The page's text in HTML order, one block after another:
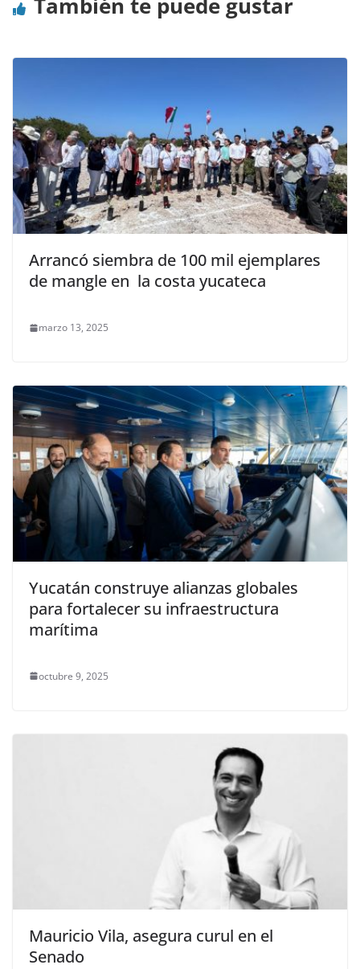
También te puede gustar
Arrancó siembra de 100 mil ejemplares
de mangle en la costa yucateca
marzo 13, 2025
Yucatán construye alianzas globales
para fortalecer su infraestructura
marítima
octubre 9, 2025
Mauricio Vila, asegura curul en el
Senado